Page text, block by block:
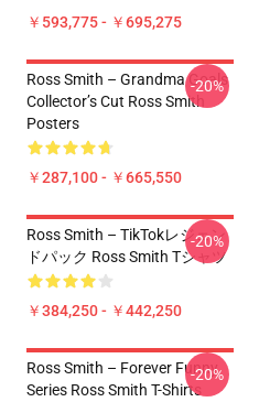
￥593,775 - ￥695,275
Ross Smith – Grandma Goals
Collector’s Cut Ross Smith
Posters
￥287,100 - ￥665,550
-20%
Ross Smith – TikTokレジェン
ドパック Ross Smith Tシャツ
￥384,250 - ￥442,250
-20%
Ross Smith – Forever Funny
Series Ross Smith T-Shirts
-20%